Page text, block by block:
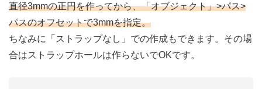
直径3mmの正円を作ってから、「オブジェクト」>パス>
パスのオフセットで3mmを指定。
ちなみに「ストラップなし」での作成もできます。その場
合はストラップホールは作らないでOKです。